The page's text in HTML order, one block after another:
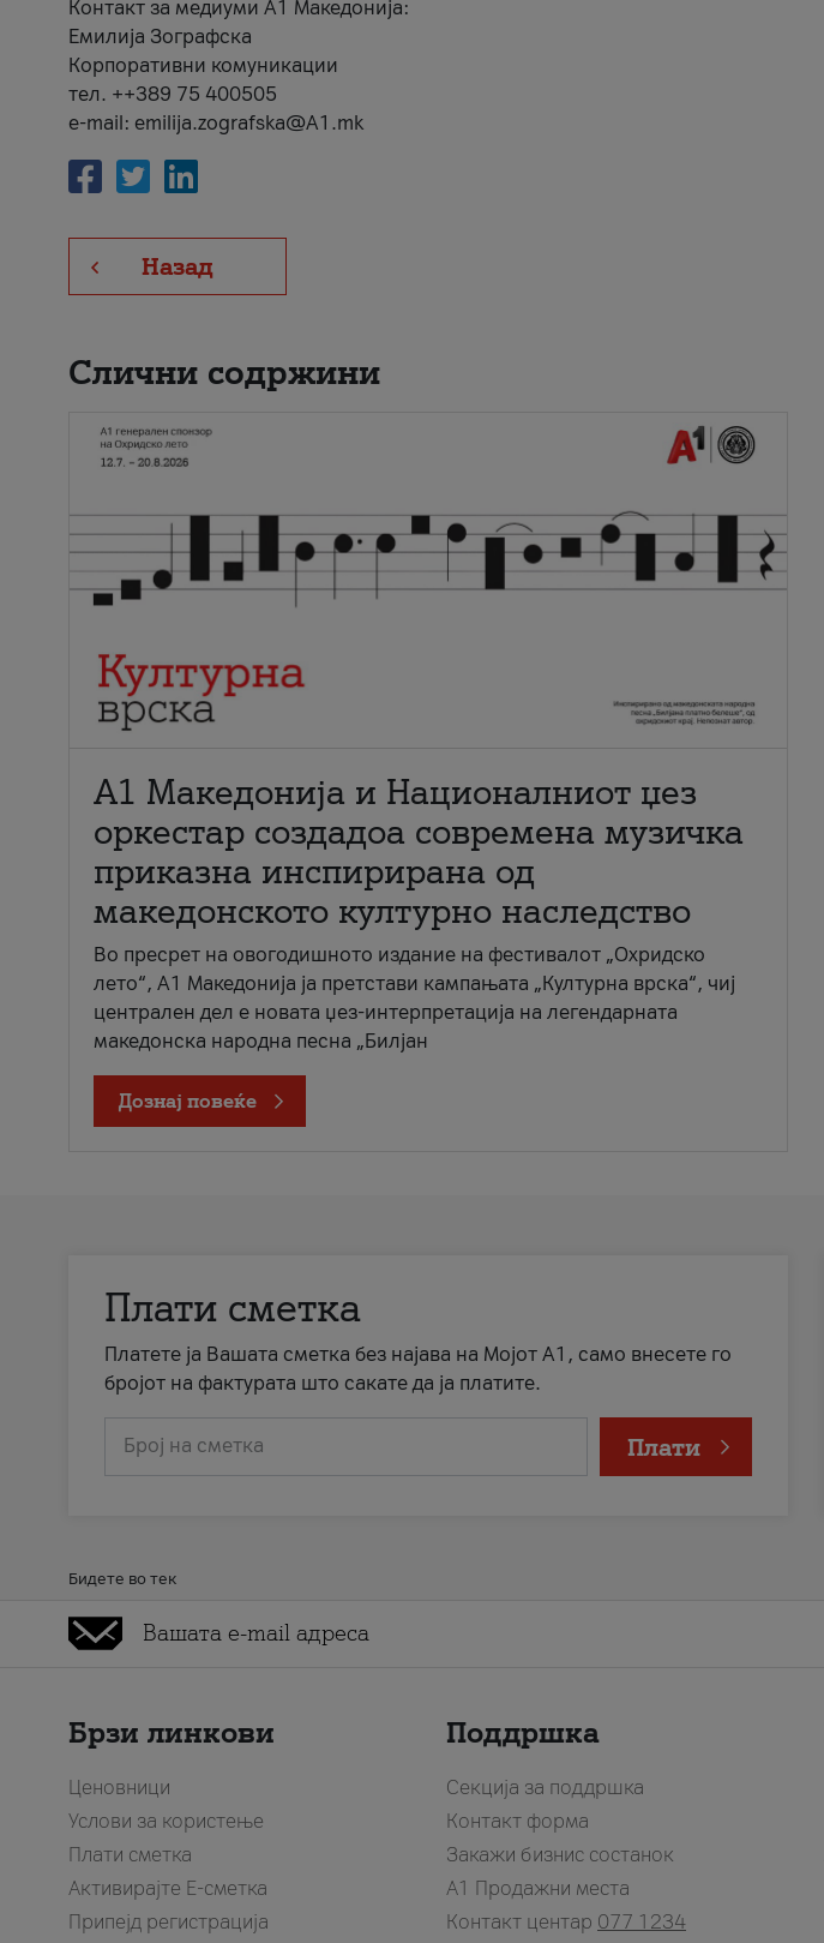
Контакт за медиуми А1 Македонија:
Емилија Зографска
Корпоративни комуникации
тел. ++389 75 400505
e-mail: emilija.zografska@A1.mk
Назад
Слични содржини
А1 Македонија и Националниот џез
оркестар создадоа современа музичка
приказна инспирирана од
македонското културно наследство
Во пресрет на овогодишното издание на фестивалот „Охридско
лето“, А1 Македонија ја претстави кампањата „Културна врска“, чиј
централен дел е новата џез-интерпретација на легендарната
македонска народна песна „Билјан
Дознај повеќе
Плати сметка
Платете ја Вашата сметка без најава на Мојот А1, само внесете го
бројот на фактурата што сакате да ја платите.
Број на сметка Плати
Бидете во тек
Брзи линкови
Ценовници
Услови за користење
Плати сметка
Активирајте Е-сметка
Припејд регистрација
Поддршка
Секција за поддршка
Контакт форма
Закажи бизнис состанок
A1 Продажни места
Контакт центар 077 1234